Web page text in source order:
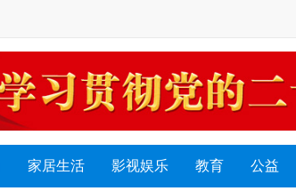
家居生活 影视娱乐 教育 公益